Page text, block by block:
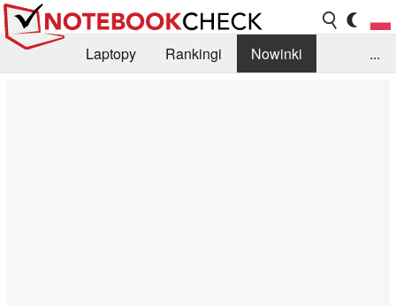
Laptopy Rankingi
Nowinki
...